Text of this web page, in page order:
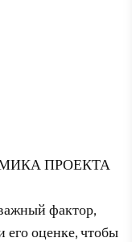
ПРОЕКТА
фактор,
его оценке, чтобы